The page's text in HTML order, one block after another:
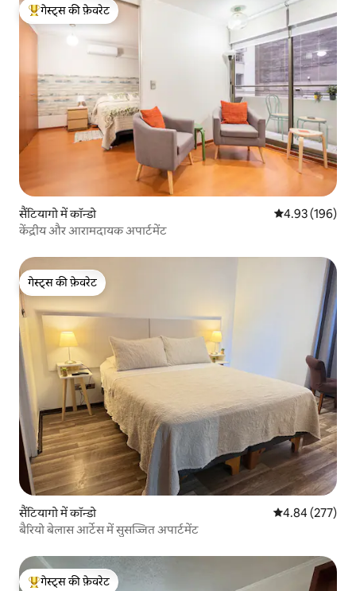
गेस्ट्स का टॉप फ़ेवरेट
गेस्ट्स की फ़ेवरेट
सैंटियागो में कॉन्डो औसत रेटिंग 5 में से
4.93 (196)
केंद्रीय और आरामदायक अपार्टमेंट
गेस्ट्स की फ़ेवरेट
गेस्ट्स की फ़ेवरेट
सैंटियागो में कॉन्डो औसत रेटिंग 5 में से
4.84 (277)
बैरियो बेलास आर्टेस में सुसज्जित अपार्टमेंट
गेस्ट्स की फ़ेवरेट